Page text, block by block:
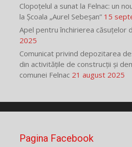
Clopoțelul a sunat la Felnac: un
la Școala „Aurel Sebeșan” 15
Apel pentru închirierea căsuțelor
2025
Comunicat privind depozitarea
din activitățile de construcții și
comunei Felnac 21 august 2025
Pagina Facebook